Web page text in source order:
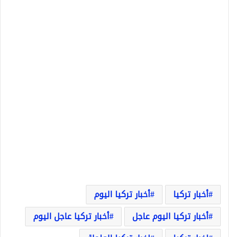
أخبار تركيا
أخبار تركيا اليوم
أخبار تركيا اليوم عاجل
أخبار تركيا عاجل اليوم